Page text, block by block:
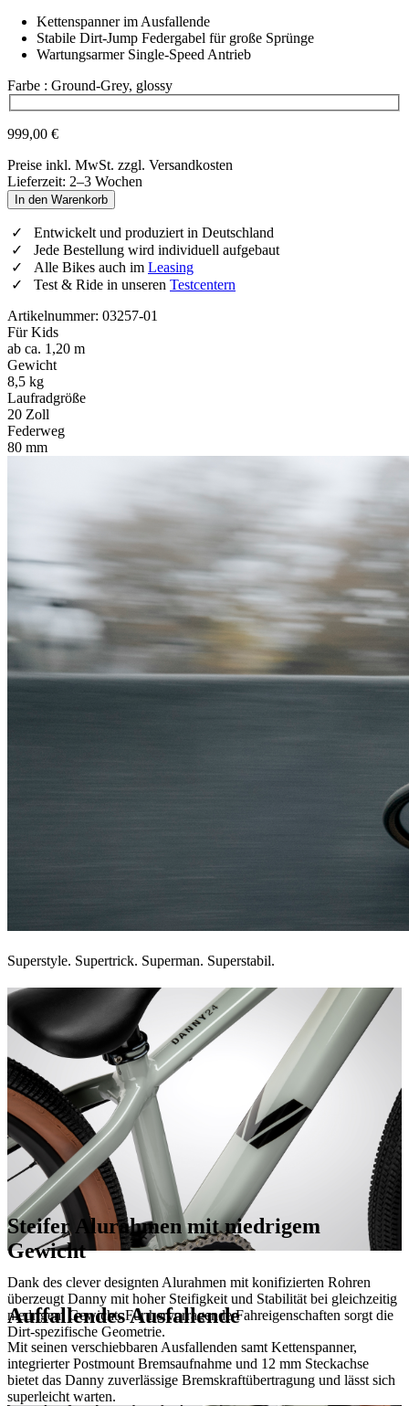
Kettenspanner im Ausfallende
Stabile Dirt-Jump Federgabel für große Sprünge
Wartungsarmer Single-Speed Antrieb
Farbe : Ground-Grey, glossy
Wähle eine Farbe
999,00 €
Preise inkl. MwSt. zzgl. Versandkosten
Lieferzeit: 2–3 Wochen
In den Warenkorb
Entwickelt und produziert in Deutschland
Jede Bestellung wird individuell aufgebaut
Alle Bikes auch im Leasing
Test & Ride in unseren Testcentern
Artikelnummer: 03257-01
Für Kids
ab ca. 1,20 m
Gewicht
8,5 kg
Laufradgröße
20 Zoll
Federweg
80 mm
Superstyle. Supertrick. Superman. Superstabil.
Steifer Alurahmen mit niedrigem
Gewicht
Dank des clever designten Alurahmen mit konifizierten Rohren
überzeugt Danny mit hoher Steifigkeit und Stabilität bei gleichzeitig
niedrigem Gewicht. Für hervorragende Fahreigenschaften sorgt die
Dirt-spezifische Geometrie.
Auffallendes Ausfallende
Mit seinen verschiebbaren Ausfallenden samt Kettenspanner,
integrierter Postmount Bremsaufnahme und 12 mm Steckachse
bietet das Danny zuverlässige Bremskraftübertragung und lässt sich
superleicht warten.